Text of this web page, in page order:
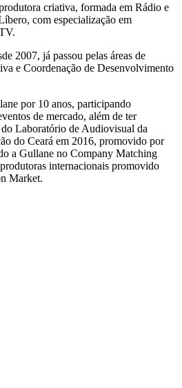
criativa, formada em Rádio e
com especialização em
2007, já passou pelas áreas de
e Coordenação de Desenvolvimento
por 10 anos, participando
de mercado, além de ter
Laboratório de Audiovisual da
do Ceará em 2016, promovido por
a Gullane no Company Matching
internacionais promovido
Market.